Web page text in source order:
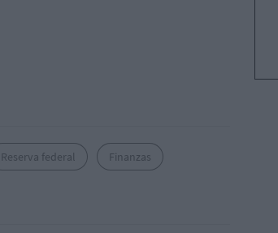
Reserva federal Finanzas